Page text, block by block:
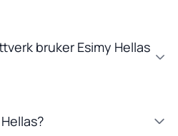
bruker Esimy Hellas